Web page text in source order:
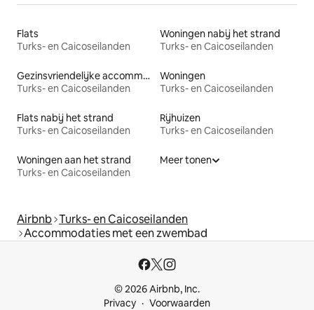
Flats
Turks- en Caicoseilanden
Woningen nabij het strand
Turks- en Caicoseilanden
Gezinsvriendelijke accommodaties
Turks- en Caicoseilanden
Woningen
Turks- en Caicoseilanden
Flats nabij het strand
Turks- en Caicoseilanden
Rijhuizen
Turks- en Caicoseilanden
Woningen aan het strand
Turks- en Caicoseilanden
Meer tonen
Airbnb Turks- en Caicoseilanden
Accommodaties met een zwembad
© 2026 Airbnb, Inc.
Privacy
Voorwaarden